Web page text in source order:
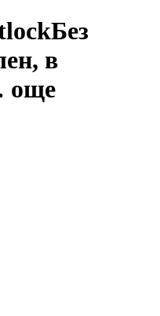
Без
в
още